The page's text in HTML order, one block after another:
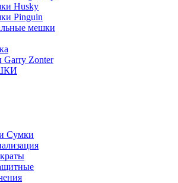
Husky
Pinguin
мешки
Garry Zonter
Сумки